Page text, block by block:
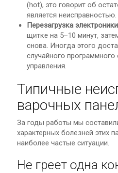
(hot), это говорит об
является неисправностью.
Перезагрузка
щитке на 5–10 минут,
снова. Иногда этого
случайного
управления.
Типичные
варочных
За годы работы мы
характерных болезней этих
наиболее частые ситуации.
Не греет одна